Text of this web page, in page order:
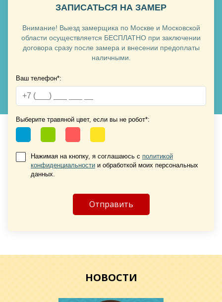
Хочу такую
Хочу такую
Хочу такую
Хочу такую
ЗАПИСАТЬСЯ НА ЗАМЕР
Внимание! Выезд замерщика по Москве и Московской
области осуществляется БЕСПЛАТНО при заключении
договора сразу после замера и внесении предоплаты
наличными.
Ваш телефон*:
Выберите травяной цвет, если вы не робот*:
Нажимая на кнопку, я соглашаюсь с политикой
конфиденциальности и обработкой моих персональных
данных.
НОВОСТИ